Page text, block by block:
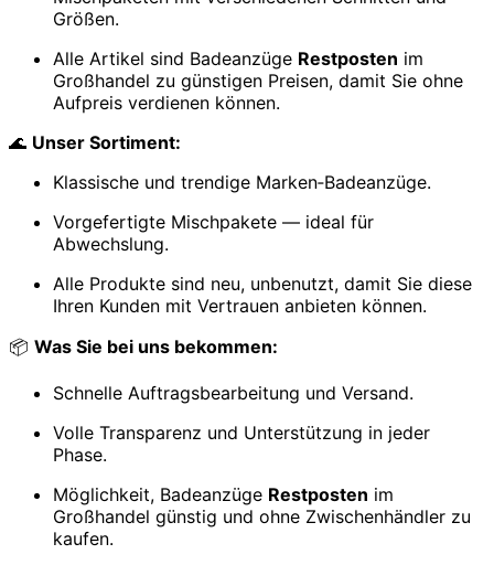
Größen.
Alle Artikel sind Badeanzüge Restposten im
Großhandel zu günstigen Preisen, damit Sie ohne
Aufpreis verdienen können.
🌊 Unser Sortiment:
Klassische und trendige Marken‑Badeanzüge.
Vorgefertigte Mischpakete — ideal für
Abwechslung.
Alle Produkte sind neu, unbenutzt, damit Sie diese
Ihren Kunden mit Vertrauen anbieten können.
📦 Was Sie bei uns bekommen:
Schnelle Auftragsbearbeitung und Versand.
Volle Transparenz und Unterstützung in jeder
Phase.
Möglichkeit, Badeanzüge Restposten im
Großhandel günstig und ohne Zwischenhändler zu
kaufen.